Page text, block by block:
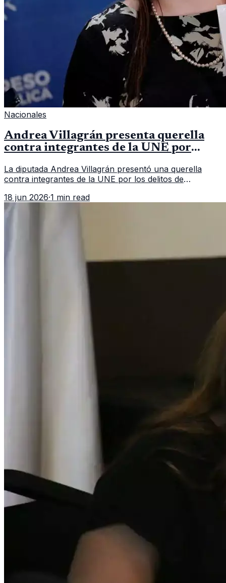
Nacionales
Andrea Villagrán presenta querella
contra integrantes de la UNE por
La diputada Andrea Villagrán presentó una querella
contra integrantes de la UNE por los delitos de
18 jun 2026·1 min read